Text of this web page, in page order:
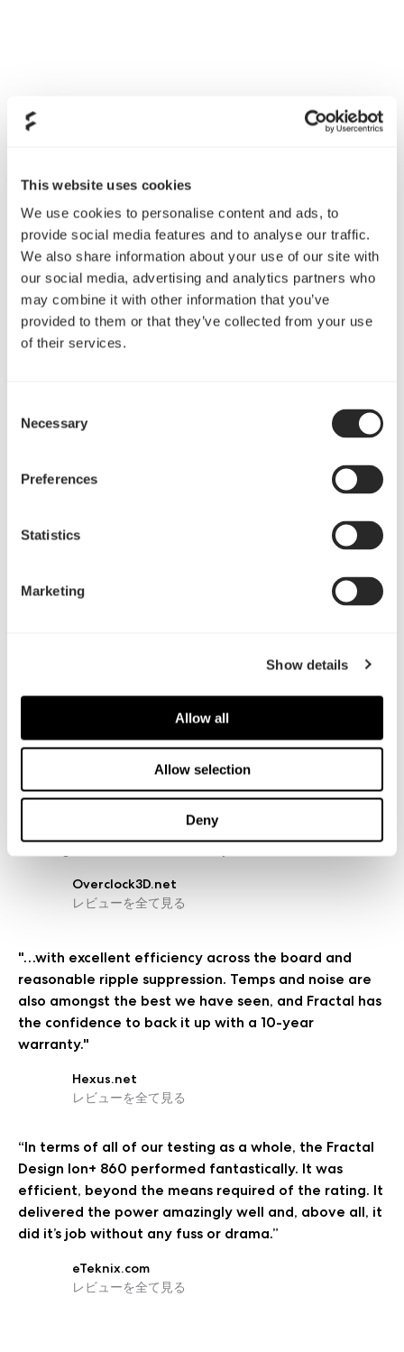
This website uses cookies
We use cookies to personalise content and ads, to
provide social media features and to analyse our traffic.
We also share information about your use of our site with
our social media, advertising and analytics partners who
may combine it with other information that you’ve
provided to them or that they’ve collected from your use
of their services.
Selection
Necessary
Preferences
Statistics
Marketing
Show details
Allow all
Allow selection
Deny
主な特徴
単な取り付けを実現しています
信頼性の高い日本メーカー製105° Cアルミ電解コン
デンサを採用し、電源の耐久性を強化しています。
コンパクトな奥行き150mmサイズにより、設置空
間が狭い場合でも取り付け可能であり、配線用の空
間を十分に確保できます。
い600 mmの24ピンATXケーブルと700 mmの 4+4
長期間使用も安心の10年保証。
"If one thing came to mind when looking at the Ion+
series, it's value. £124.99 for an 860W 80+ Platinum
rated power supply is a great deal, and there is
Overclock3D.net
レビューを全て見る
"…with excellent efficiency across the board and
reasonable ripple suppression. Temps and noise are
also amongst the best we have seen, and Fractal has
the confidence to back it up with a 10-year
warranty."
Hexus.net
レビューを全て見る
“In terms of all of our testing as a whole, the Fractal
Design Ion+ 860 performed fantastically. It was
efficient, beyond the means required of the rating. It
delivered the power amazingly well and, above all, it
did it’s job without any fuss or drama.”
eTeknix.com
レビューを全て見る